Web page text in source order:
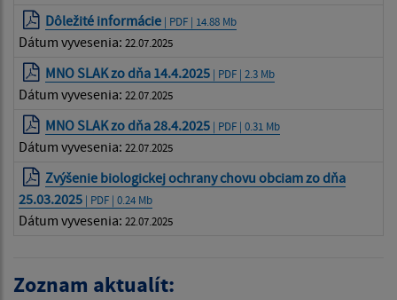
Dôležité informácie | PDF | 14.88 Mb
Dátum vyvesenia: 22.07.2025
MNO SLAK zo dňa 14.4.2025 | PDF | 2.3 Mb
Dátum vyvesenia: 22.07.2025
MNO SLAK zo dňa 28.4.2025 | PDF | 0.31 Mb
Dátum vyvesenia: 22.07.2025
Zvýšenie biologickej ochrany chovu obciam zo dňa
25.03.2025 | PDF | 0.24 Mb
Dátum vyvesenia: 22.07.2025
Zoznam aktualít: